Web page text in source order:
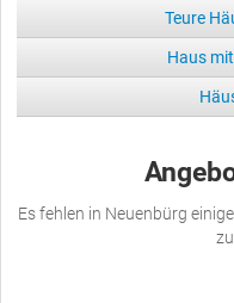
Teure
Haus
Es fehlen in Neuenbürg